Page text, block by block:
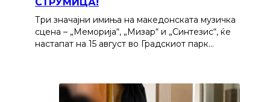
Три значајни имиња на македонската музичка
сцена – „Меморија“, „Мизар“ и „Синтезис“, ќе
настапат на 15 август во Градскиот парк…